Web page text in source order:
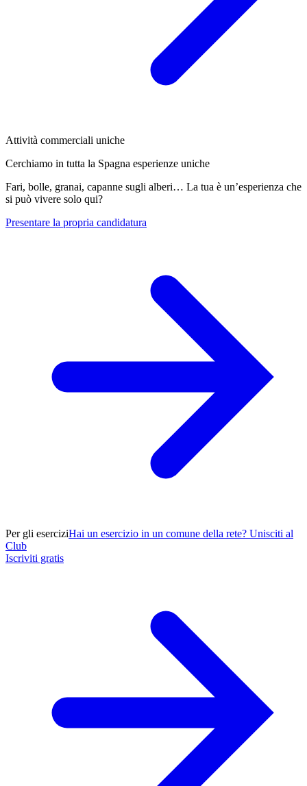
Attività commerciali uniche
Cerchiamo in tutta la Spagna esperienze uniche
Fari, bolle, granai, capanne sugli alberi… La tua è un’esperienza che
si può vivere solo qui?
Presentare la propria candidatura
Per gli eserciziHai un esercizio in un comune della rete? Unisciti al
Club
Iscriviti gratis